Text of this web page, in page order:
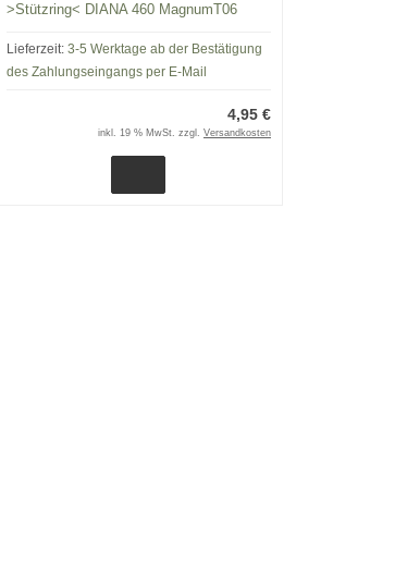
>Stützring< DIANA 460 MagnumT06
Lieferzeit: 3-5 Werktage ab der Bestätigung
des Zahlungseingangs per E-Mail
4,95 €
inkl. 19 % MwSt. zzgl. Versandkosten